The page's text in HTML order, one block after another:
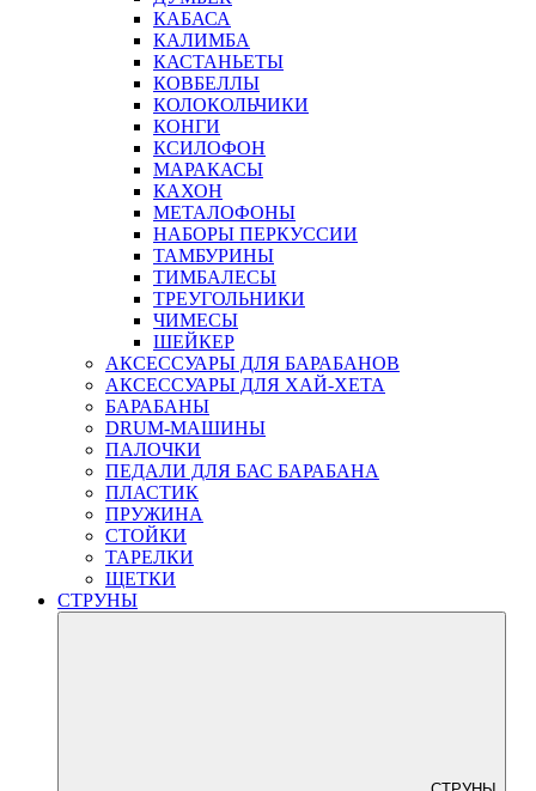
КАБАСА
КАЛИМБА
КАСТАНЬЕТЫ
КОВБЕЛЛЫ
КОЛОКОЛЬЧИКИ
КОНГИ
КСИЛОФОН
МАРАКАСЫ
КАХОН
МЕТАЛОФОНЫ
НАБОРЫ ПЕРКУССИИ
ТАМБУРИНЫ
ТИМБАЛЕСЫ
ТРЕУГОЛЬНИКИ
ЧИМЕСЫ
ШЕЙКЕР
АКСЕССУАРЫ ДЛЯ БАРАБАНОВ
АКСЕССУАРЫ ДЛЯ ХАЙ-ХЕТА
БАРАБАНЫ
DRUM-МАШИНЫ
ПАЛОЧКИ
ПЕДАЛИ ДЛЯ БАС БАРАБАНА
ПЛАСТИК
ПРУЖИНА
СТОЙКИ
ТАРЕЛКИ
ЩЕТКИ
СТРУНЫ